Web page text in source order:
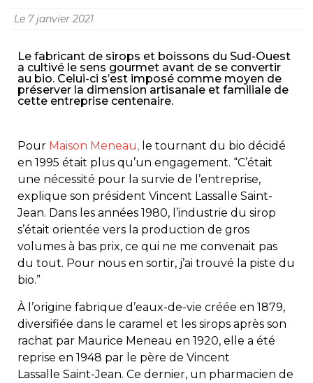
Le 7 janvier 2021
Le fabricant de sirops et boissons du Sud-Ouest
a cultivé le sens gourmet avant de se convertir
au bio. Celui-ci s’est imposé comme moyen de
préserver la dimension artisanale et familiale de
cette entreprise centenaire.
Pour Maison Meneau, le tournant du bio décidé
en 1995 était plus qu’un engagement. “C’était
une nécessité pour la survie de l’entreprise,
explique son président Vincent Lassalle Saint-
Jean. Dans les années 1980, l’industrie du sirop
s’était orientée vers la production de gros
volumes à bas prix, ce qui ne me convenait pas
du tout. Pour nous en sortir, j’ai trouvé la piste du
bio.”
À l’origine fabrique d’eaux-de-vie créée en 1879,
diversifiée dans le caramel et les sirops après son
rachat par Maurice Meneau en 1920, elle a été
reprise en 1948 par le père de Vincent
Lassalle Saint-Jean. Ce dernier, un pharmacien de